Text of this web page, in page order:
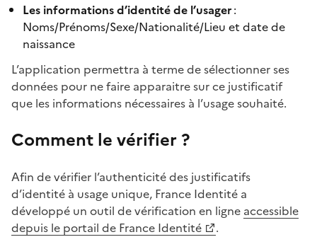
Les informations d’identité de l’usager:
Noms/Prénoms/Sexe/Nationalité/Lieu et date de
naissance
L’application permettra à terme de sélectionner ses
données pour ne faire apparaitre sur ce justificatif
que les informations nécessaires à l’usage souhaité.
Comment le vérifier ?
Afin de vérifier l’authenticité des justificatifs
d’identité à usage unique, France Identité a
développé un outil de vérification en ligne accessible
depuis le portail de France Identité
.